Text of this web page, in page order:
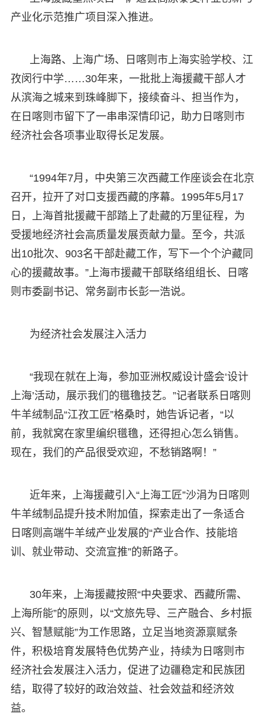
产业化示范推广项目深入推进。
上海路、上海广场、日喀则市上海实验学校、江
孜闵行中学……30年来，一批批上海援藏干部人才
从滨海之城来到珠峰脚下，接续奋斗、担当作为，
在日喀则市留下了一串串深情印记，助力日喀则市
经济社会各项事业取得长足发展。
“1994年7月，中央第三次西藏工作座谈会在北京
召开，拉开了对口支援西藏的序幕。1995年5月17
日，上海首批援藏干部踏上了赴藏的万里征程，为
受援地经济社会高质量发展贡献力量。至今，共派
出10批次、903名干部赴藏工作，写下一个个沪藏同
心的援藏故事。”上海市援藏干部联络组组长、日喀
则市委副书记、常务副市长彭一浩说。
为经济社会发展注入活力
“我现在就在上海，参加亚洲权威设计盛会‘设计
上海’活动，展示我们的氆氇技艺。”记者联系日喀则
牛羊绒制品“江孜工匠”格桑时，她告诉记者，“以
前，我就窝在家里编织氆氇，还得担心怎么销售。
现在，我们的产品很受欢迎，不愁销路啊！”
近年来，上海援藏引入“上海工匠”沙涓为日喀则
牛羊绒制品提升技术附加值，探索走出了一条适合
日喀则高端牛羊绒产业发展的“产业合作、技能培
训、就业带动、交流宣推”的新路子。
30年来，上海援藏按照“中央要求、西藏所需、
上海所能”的原则，以“文旅先导、三产融合、乡村振
兴、智慧赋能”为工作思路，立足当地资源禀赋条
件，积极培育发展特色优势产业，持续为日喀则市
经济社会发展注入活力，促进了边疆稳定和民族团
结，取得了较好的政治效益、社会效益和经济效
益。